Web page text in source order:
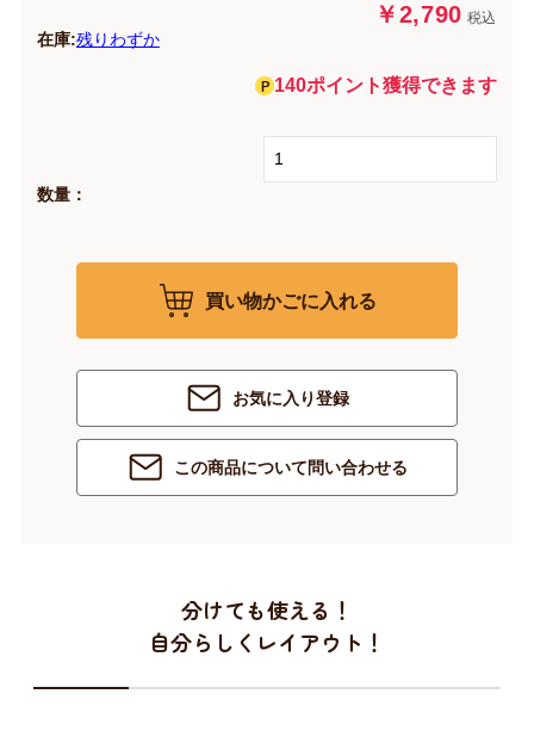
￥2,790 税込
在庫:残りわずか
140ポイント獲得できます
数量：
買い物かごに入れる
お気に入り登録
この商品について問い合わせる
分けても使える！
自分らしくレイアウト！